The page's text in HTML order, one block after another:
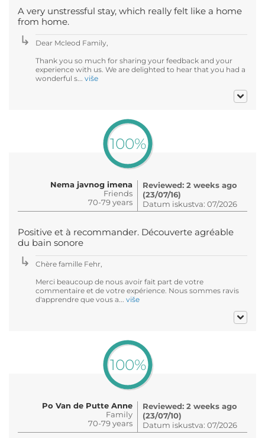
A very unstressful stay, which really felt like a home
from home.
Dear Mcleod Family,
Thank you so much for sharing your feedback and your
experience with us. We are delighted to hear that you had a
wonderful s... više
100%
Nema javnog imena
Friends
70-79 years
Reviewed: 2 weeks ago
(23/07/16)
Datum iskustva: 07/2026
Positive et à recommander. Découverte agréable
du bain sonore
Chère famille Fehr,
Merci beaucoup de nous avoir fait part de votre
commentaire et de votre expérience. Nous sommes ravis
d'apprendre que vous a... više
100%
Po Van de Putte Anne
Family
70-79 years
Reviewed: 2 weeks ago
(23/07/10)
Datum iskustva: 07/2026